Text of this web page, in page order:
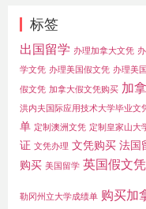
标签
出国留学 办理加拿大文凭
学文凭 办理美国假文凭 办理美
假文凭 加拿大假文凭购买 加
洪内夫国际应用技术大学毕业文
单 定制澳洲文凭 定制皇家山大
证 文凭办理 文凭购买 法国
购买 美国留学 英国假文
勒冈州立大学成绩单 购买加